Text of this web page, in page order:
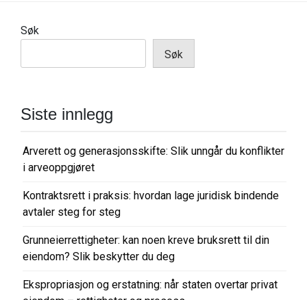
Søk
Søk
Siste innlegg
Arverett og generasjonsskifte: Slik unngår du konflikter
i arveoppgjøret
Kontraktsrett i praksis: hvordan lage juridisk bindende
avtaler steg for steg
Grunneierrettigheter: kan noen kreve bruksrett til din
eiendom? Slik beskytter du deg
Ekspropriasjon og erstatning: når staten overtar privat